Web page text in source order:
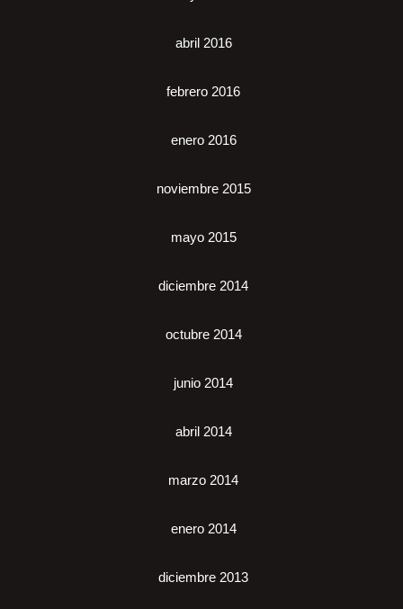
abril 2016
febrero 2016
enero 2016
noviembre 2015
mayo 2015
diciembre 2014
octubre 2014
junio 2014
abril 2014
marzo 2014
enero 2014
diciembre 2013